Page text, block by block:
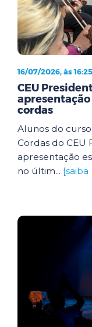
16/07/2026, às 16:25
CEU
cordas
Alunos do
Cordas do CEU
apresentação
no últim... [saiba